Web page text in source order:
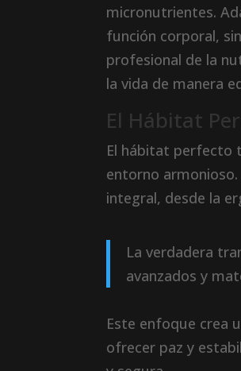
micronutrientes.
función corporal,
profesional de la
la vida de manera
El Hábitat
El hábitat perfecto
entorno
integral, desde la
La verdadera
avanzados y
Este enfoque crea
ofrecer paz y